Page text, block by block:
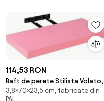
114,53 RON
Raft de perete Stilista Volato,
70 cm, roz
3,8×70×23,5 cm, fabricate din
PAL